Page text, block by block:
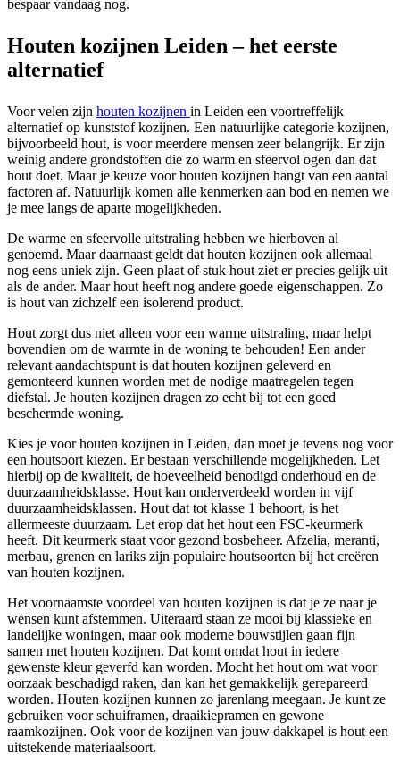
bespaar vandaag nog.
Houten kozijnen Leiden – het eerste
alternatief
Voor velen zijn houten kozijnen in Leiden een voortreffelijk
alternatief op kunststof kozijnen. Een natuurlijke categorie kozijnen,
bijvoorbeeld hout, is voor meerdere mensen zeer belangrijk. Er zijn
weinig andere grondstoffen die zo warm en sfeervol ogen dan dat
hout doet. Maar je keuze voor houten kozijnen hangt van een aantal
factoren af. Natuurlijk komen alle kenmerken aan bod en nemen we
je mee langs de aparte mogelijkheden.
De warme en sfeervolle uitstraling hebben we hierboven al
genoemd. Maar daarnaast geldt dat houten kozijnen ook allemaal
nog eens uniek zijn. Geen plaat of stuk hout ziet er precies gelijk uit
als de ander. Maar hout heeft nog andere goede eigenschappen. Zo
is hout van zichzelf een isolerend product.
Hout zorgt dus niet alleen voor een warme uitstraling, maar helpt
bovendien om de warmte in de woning te behouden! Een ander
relevant aandachtspunt is dat houten kozijnen geleverd en
gemonteerd kunnen worden met de nodige maatregelen tegen
diefstal. Je houten kozijnen dragen zo echt bij tot een goed
beschermde woning.
Kies je voor houten kozijnen in Leiden, dan moet je tevens nog voor
een houtsoort kiezen. Er bestaan verschillende mogelijkheden. Let
hierbij op de kwaliteit, de hoeveelheid benodigd onderhoud en de
duurzaamheidsklasse. Hout kan onderverdeeld worden in vijf
duurzaamheidsklassen. Hout dat tot klasse 1 behoort, is het
allermeeste duurzaam. Let erop dat het hout een FSC-keurmerk
heeft. Dit keurmerk staat voor gezond bosbeheer. Afzelia, meranti,
merbau, grenen en lariks zijn populaire houtsoorten bij het creëren
van houten kozijnen.
Het voornaamste voordeel van houten kozijnen is dat je ze naar je
wensen kunt afstemmen. Uiteraard staan ze mooi bij klassieke en
landelijke woningen, maar ook moderne bouwstijlen gaan fijn
samen met houten kozijnen. Dat komt omdat hout in iedere
gewenste kleur geverfd kan worden. Mocht het hout om wat voor
oorzaak beschadigd raken, dan kan het gemakkelijk gerepareerd
worden. Houten kozijnen kunnen zo jarenlang meegaan. Je kunt ze
gebruiken voor schuiframen, draaikiepramen en gewone
raamkozijnen. Ook voor de kozijnen van jouw dakkapel is hout een
uitstekende materiaalsoort.